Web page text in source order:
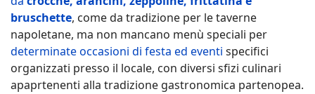
bruschette, come da tradizione per le taverne
napoletane, ma non mancano menù speciali per
determinate occasioni di festa ed eventi specifici
organizzati presso il locale, con diversi sfizi culinari
apaprtenenti alla tradizione gastronomica partenopea.